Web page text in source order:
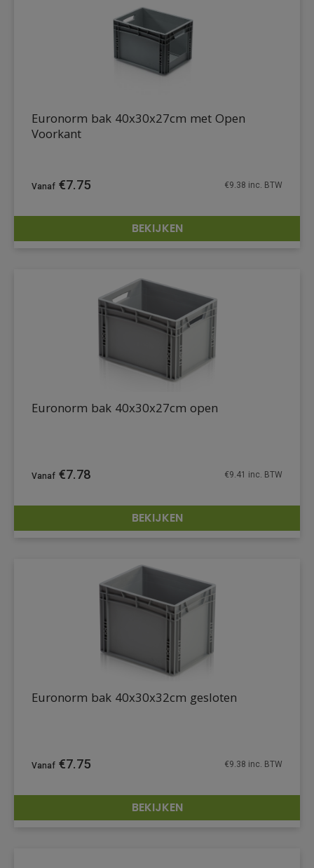
DETAILS
Euronorm bak 40x30x27cm met Open
Voorkant
€7.75 €9.38 inc. BTW
BEKIJKEN
DETAILS
Euronorm bak 40x30x27cm open
€7.78 €9.41 inc. BTW
BEKIJKEN
DETAILS
Euronorm bak 40x30x32cm gesloten
€7.75 €9.38 inc. BTW
BEKIJKEN